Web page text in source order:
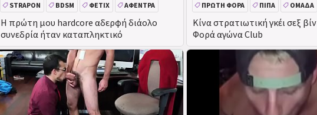
Η πρώτη μου hardcore αδερφή διάολο
συνεδρία ήταν καταπληκτικό
STRAPON BDSM ΦΕΤΊΧ ΑΦΈΝΤΡΑ
Κίνα στρατιωτική γκέι σεξ
Φορά αγώνα Club
ΠΡΏΤΗ ΦΟΡΆ ΠΊΠΑ ΟΜΆΔΑ